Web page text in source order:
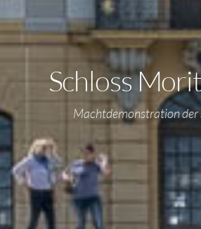
Schloss
Machtdemonstration der